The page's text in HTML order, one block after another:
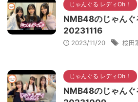
じゃんぐる レディOh！
NMB48のじゃん
20231116
2023/11/20 桜田
じゃんぐる レディOh！
NMB48のじゃん